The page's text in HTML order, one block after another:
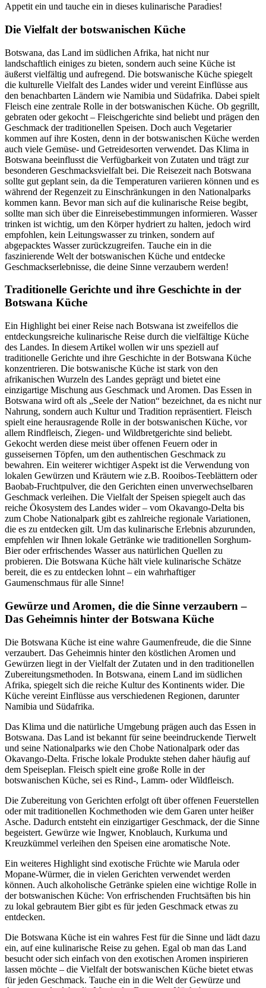
Appetit ein und tauche ein in dieses kulinarische Paradies!
Die Vielfalt der botswanischen Küche
Botswana, das Land im südlichen Afrika, hat nicht nur
landschaftlich einiges zu bieten, sondern auch seine Küche ist
äußerst vielfältig und aufregend. Die botswanische Küche spiegelt
die kulturelle Vielfalt des Landes wider und vereint Einflüsse aus
den benachbarten Ländern wie Namibia und Südafrika. Dabei spielt
Fleisch eine zentrale Rolle in der botswanischen Küche. Ob gegrillt,
gebraten oder gekocht – Fleischgerichte sind beliebt und prägen den
Geschmack der traditionellen Speisen. Doch auch Vegetarier
kommen auf ihre Kosten, denn in der botswanischen Küche werden
auch viele Gemüse- und Getreidesorten verwendet. Das Klima in
Botswana beeinflusst die Verfügbarkeit von Zutaten und trägt zur
besonderen Geschmacksvielfalt bei. Die Reisezeit nach Botswana
sollte gut geplant sein, da die Temperaturen variieren können und es
während der Regenzeit zu Einschränkungen in den Nationalparks
kommen kann. Bevor man sich auf die kulinarische Reise begibt,
sollte man sich über die Einreisebestimmungen informieren. Wasser
trinken ist wichtig, um den Körper hydriert zu halten, jedoch wird
empfohlen, kein Leitungswasser zu trinken, sondern auf
abgepacktes Wasser zurückzugreifen. Tauche ein in die
faszinierende Welt der botswanischen Küche und entdecke
Geschmackserlebnisse, die deine Sinne verzaubern werden!
Traditionelle Gerichte und ihre Geschichte in der
Botswana Küche
Ein Highlight bei einer Reise nach Botswana ist zweifellos die
entdeckungsreiche kulinarische Reise durch die vielfältige Küche
des Landes. In diesem Artikel wollen wir uns speziell auf
traditionelle Gerichte und ihre Geschichte in der Botswana Küche
konzentrieren. Die botswanische Küche ist stark von den
afrikanischen Wurzeln des Landes geprägt und bietet eine
einzigartige Mischung aus Geschmack und Aromen. Das Essen in
Botswana wird oft als „Seele der Nation“ bezeichnet, da es nicht nur
Nahrung, sondern auch Kultur und Tradition repräsentiert. Fleisch
spielt eine herausragende Rolle in der botswanischen Küche, vor
allem Rindfleisch, Ziegen- und Wildbretgerichte sind beliebt.
Gekocht werden diese meist über offenen Feuern oder in
gusseisernen Töpfen, um den authentischen Geschmack zu
bewahren. Ein weiterer wichtiger Aspekt ist die Verwendung von
lokalen Gewürzen und Kräutern wie z.B. Rooibos-Teeblättern oder
Baobab-Fruchtpulver, die den Gerichten einen unverwechselbaren
Geschmack verleihen. Die Vielfalt der Speisen spiegelt auch das
reiche Ökosystem des Landes wider – vom Okavango-Delta bis
zum Chobe Nationalpark gibt es zahlreiche regionale Variationen,
die es zu entdecken gilt. Um das kulinarische Erlebnis abzurunden,
empfehlen wir Ihnen lokale Getränke wie traditionellen Sorghum-
Bier oder erfrischendes Wasser aus natürlichen Quellen zu
probieren. Die Botswana Küche hält viele kulinarische Schätze
bereit, die es zu entdecken lohnt – ein wahrhaftiger
Gaumenschmaus für alle Sinne!
Gewürze und Aromen, die die Sinne verzaubern –
Das Geheimnis hinter der Botswana Küche
Die Botswana Küche ist eine wahre Gaumenfreude, die die Sinne
verzaubert. Das Geheimnis hinter den köstlichen Aromen und
Gewürzen liegt in der Vielfalt der Zutaten und in den traditionellen
Zubereitungsmethoden. In Botswana, einem Land im südlichen
Afrika, spiegelt sich die reiche Kultur des Kontinents wider. Die
Küche vereint Einflüsse aus verschiedenen Regionen, darunter
Namibia und Südafrika.
Das Klima und die natürliche Umgebung prägen auch das Essen in
Botswana. Das Land ist bekannt für seine beeindruckende Tierwelt
und seine Nationalparks wie den Chobe Nationalpark oder das
Okavango-Delta. Frische lokale Produkte stehen daher häufig auf
dem Speiseplan. Fleisch spielt eine große Rolle in der
botswanischen Küche, sei es Rind-, Lamm- oder Wildfleisch.
Die Zubereitung von Gerichten erfolgt oft über offenen Feuerstellen
oder mit traditionellen Kochmethoden wie dem Garen unter heißer
Asche. Dadurch entsteht ein einzigartiger Geschmack, der die Sinne
begeistert. Gewürze wie Ingwer, Knoblauch, Kurkuma und
Kreuzkümmel verleihen den Speisen eine aromatische Note.
Ein weiteres Highlight sind exotische Früchte wie Marula oder
Mopane-Würmer, die in vielen Gerichten verwendet werden
können. Auch alkoholische Getränke spielen eine wichtige Rolle in
der botswanischen Küche: Von erfrischenden Fruchtsäften bis hin
zu lokal gebrautem Bier gibt es für jeden Geschmack etwas zu
entdecken.
Die Botswana Küche ist ein wahres Fest für die Sinne und lädt dazu
ein, auf eine kulinarische Reise zu gehen. Egal ob man das Land
besucht oder sich einfach von den exotischen Aromen inspirieren
lassen möchte – die Vielfalt der botswanischen Küche bietet etwas
für jeden Geschmack. Tauche ein in die Welt der Gewürze und